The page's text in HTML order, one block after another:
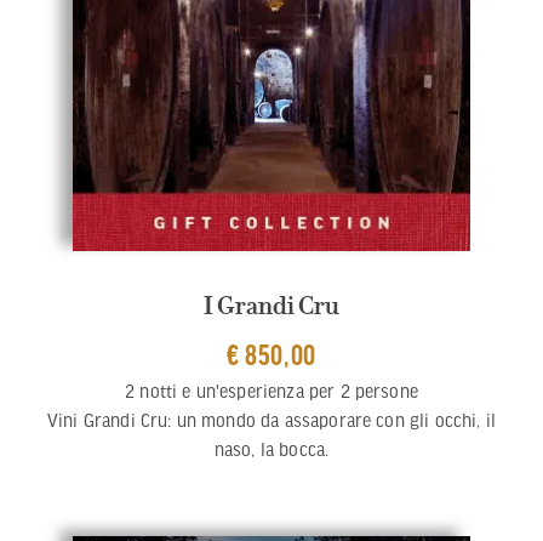
I Grandi Cru
€ 850,00
2 notti e un'esperienza per 2 persone
Vini Grandi Cru: un mondo da assaporare con gli occhi, il
naso, la bocca.